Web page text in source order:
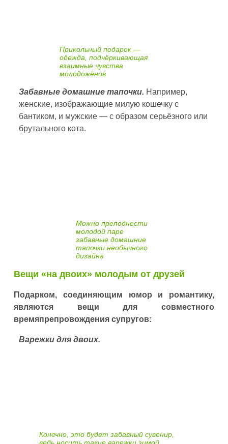
Прикольный подарок —
одежда, подчёркивающая
взаимные чувства
молодожёнов
Забавные домашние тапочки. Например,
женские, изображающие милую кошечку с
бантиком, и мужские — с образом серьёзного или
брутального кота.
Можно преподнести
молодой паре
забавные домашние
тапочки необычного
дизайна
Вещи «на двоих» молодым от друзей
Подарком, соединяющим юмор и романтику,
являются вещи для совместного
времяпрепровождения супругов:
Варежки для двоих.
Конечно, это будет забавный сувенир,